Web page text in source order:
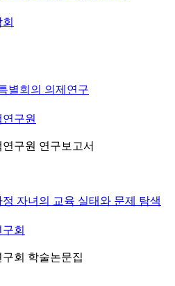
별회의 의제연구
구원
구원 연구보고서
자녀의 교육 실태와 문제 탐색
회
회 학술논문집